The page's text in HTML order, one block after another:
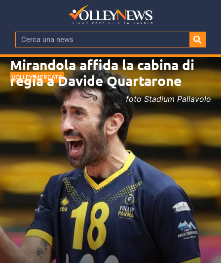
VOLLEY MERCATO
Mirandola affida la cabina di
regia a Davide Quartarone
foto Stadium Pallavolo